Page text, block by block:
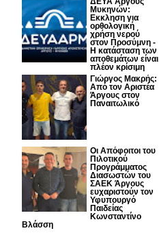
Μυκηνών:
Εκκληση για
ορθολογική
χρήση νερού
στον Προσύμνη -
Η κατάσταση των
αποθεμάτων είναι
πλέον κρίσιμη
Γιώργος Μακρής:
Από τον Αριστέα
Άργους στον
Παναιτωλικό
Οι Απόφοιτοι του
Πιλοτικού
Προγράμματος
Διασωστών του
ΣΑΕΚ Άργους
ευχαριστούν τον
Υφυπουργό
Παιδείας
Κωνσταντίνο
Βλάσση